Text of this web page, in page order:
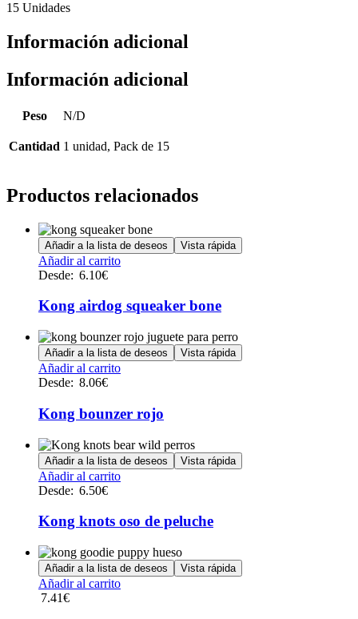
15 Unidades
Información adicional
Información adicional
Peso N/D
Cantidad 1 unidad, Pack de 15
Productos relacionados
Añadir a la lista de deseos Vista rápida
Añadir al carritoEste
múltiples
variantes.
Las
opciones
se
pueden
la
de
producto
Desde: 6.10€
Kong airdog squeaker bone
Añadir a la lista de deseos Vista rápida
Añadir al carritoEste
múltiples
variantes.
opciones
se
pueden
la
de
producto
Desde: 8.06€
Kong bounzer rojo
Añadir a la lista de deseos Vista rápida
Añadir al carritoEste
múltiples
variantes.
Las
opciones
se
pueden
Desde: 6.50€
Kong knots oso de peluche
Añadir a la lista de deseos Vista rápida
Añadir al carrito
7.41€